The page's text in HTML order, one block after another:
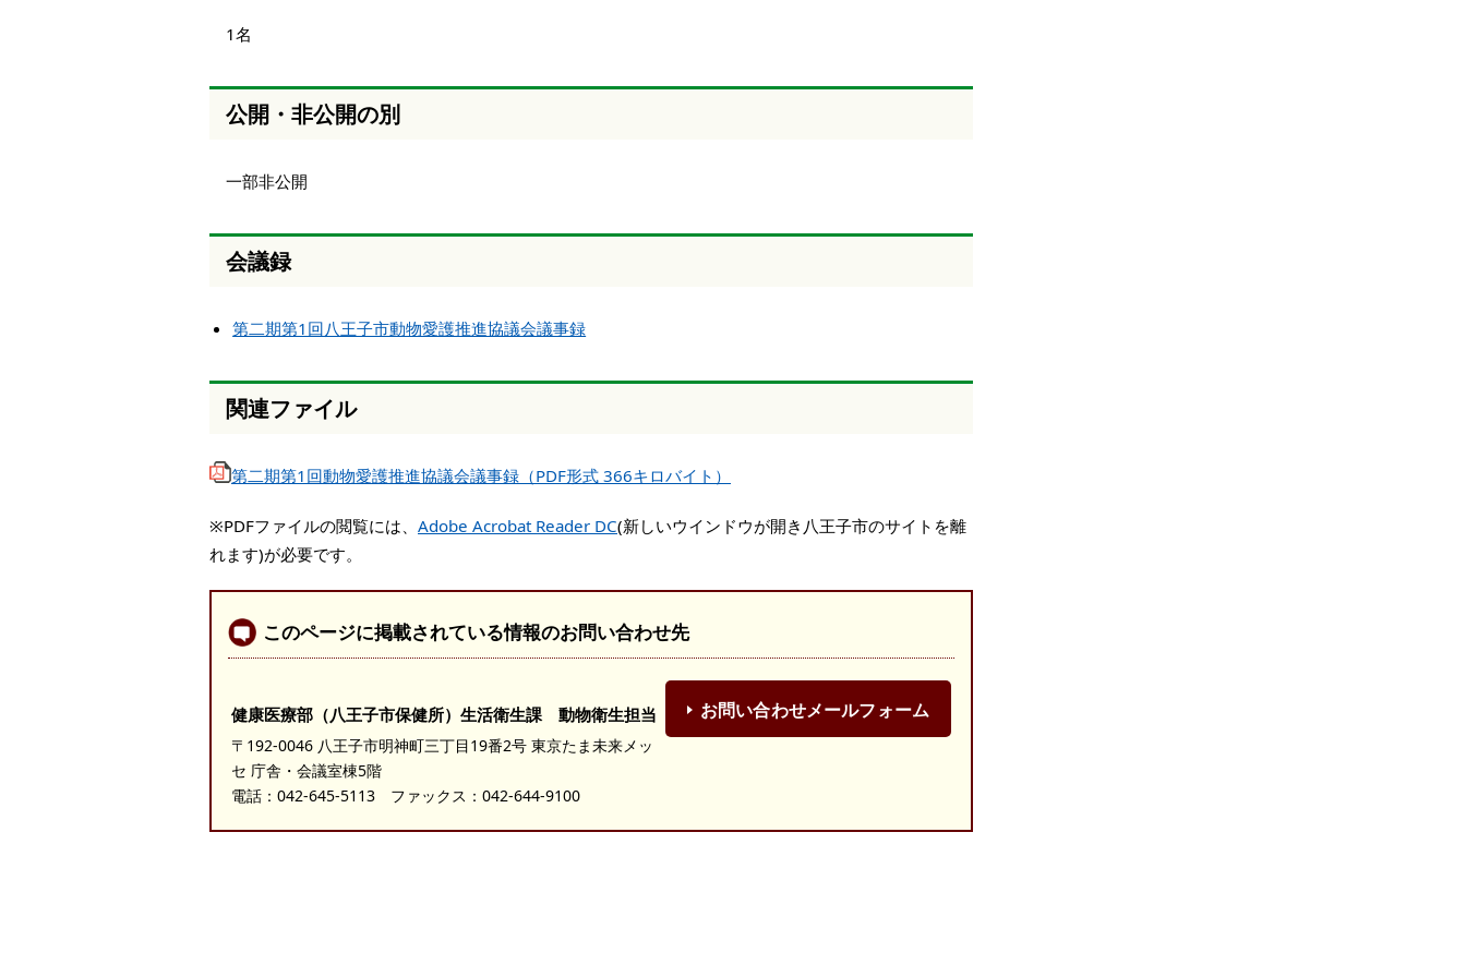
1名
公開・非公開の別
一部非公開
会議録
第二期第1回八王子市動物愛護推進協議会議事録
関連ファイル
第二期第1回動物愛護推進協議会議事録（PDF形式 366キロバイト）
※PDFファイルの閲覧には、 Adobe Acrobat Reader DC(新しいウインドウが開き八王子市のサイトを離
れます)が必要です。
このページに掲載されている情報のお問い合わせ先
健康医療部（八王子市保健所）生活衛生課 動物衛生担当
〒192-0046 八王子市明神町三丁目19番2号 東京たま未来メッ
セ 庁舎・会議室棟5階
電話： 042-645-5113 ファックス：042-644-9100
お問い合わせメールフォーム